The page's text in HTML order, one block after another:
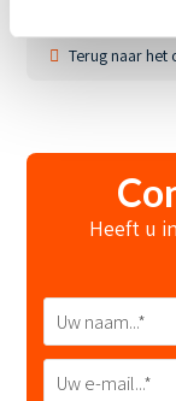
Terug naar het
Heeft u